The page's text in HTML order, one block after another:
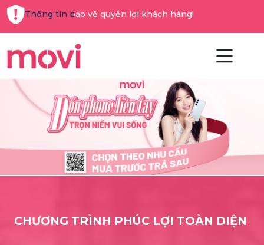
Thông tin bảo vệ quyền lợi khách hàng!
CHƯƠNG TRÌNH PHÚC LỢI TOÀN DIỆN